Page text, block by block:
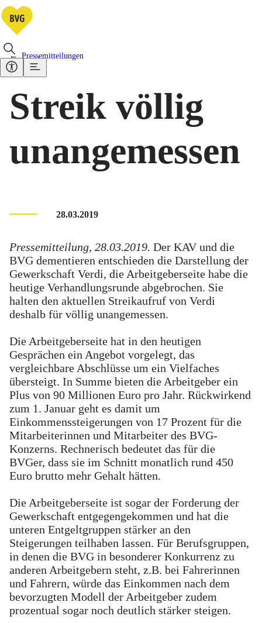
Pressemitteilungen
Streik völlig
unangemessen
28.03.2019
Pressemitteilung, 28.03.2019. Der KAV und die
BVG dementieren entschieden die Darstellung der
Gewerkschaft Verdi, die Arbeitgeberseite habe die
heutige Verhandlungsrunde abgebrochen. Sie
halten den aktuellen Streikaufruf von Verdi
deshalb für völlig unangemessen.
Die Arbeitgeberseite hat in den heutigen
Gesprächen ein Angebot vorgelegt, das
vergleichbare Abschlüsse um ein Vielfaches
übersteigt. In Summe bieten die Arbeitgeber ein
Plus von 90 Millionen Euro pro Jahr. Rückwirkend
zum 1. Januar geht es damit um
Einkommenssteigerungen von 17 Prozent für die
Mitarbeiterinnen und Mitarbeiter des BVG-
Konzerns. Rechnerisch bedeutet das für die
BVGer, dass sie im Schnitt monatlich rund 450
Euro brutto mehr Gehalt hätten.
Die Arbeitgeberseite ist sogar der Forderung der
Gewerkschaft entgegengekommen und hat die
unteren Entgeltgruppen stärker an den
Steigerungen teilhaben lassen. Für Berufsgruppen,
in denen die BVG in besonderer Konkurrenz zu
anderen Arbeitgebern steht, z.B. bei Fahrerinnen
und Fahrern, würde das Einkommen nach dem
bevorzugten Modell der Arbeitgeber zudem
prozentual sogar noch deutlich stärker steigen.